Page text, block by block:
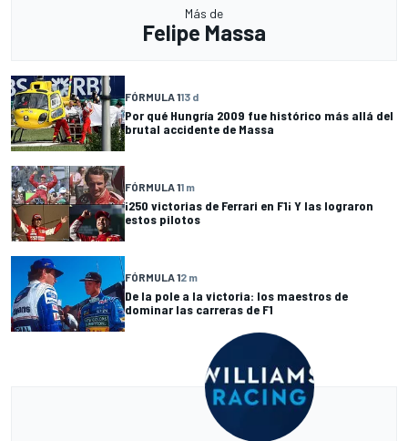
Más de
Felipe Massa
FÓRMULA 113 d
Por qué Hungría 2009 fue histórico más allá del
brutal accidente de Massa
FÓRMULA 11 m
¡250 victorias de Ferrari en F1¡ Y las lograron
estos pilotos
FÓRMULA 12 m
De la pole a la victoria: los maestros de
dominar las carreras de F1